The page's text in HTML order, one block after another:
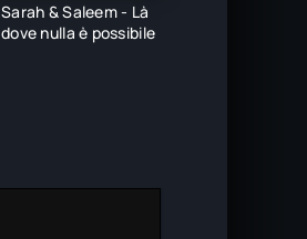
Sarah & Saleem - Là
dove nulla è possibile